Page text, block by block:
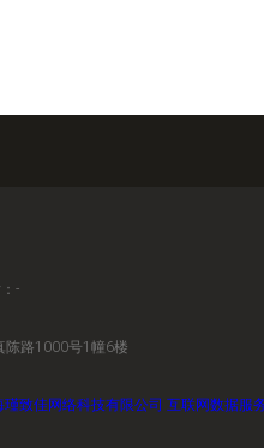
-
陈路1000号1幢6楼
瑾致佳网络科技有限公司 互联网数据服